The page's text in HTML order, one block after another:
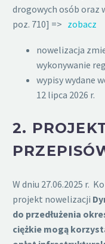
drogowych osób oraz
poz. 710] => zobacz
nowelizacja
wykonywanie
wypisy wydane
12 lipca 2026 r.
2.
W dniu 27.06.2025 r.
projekt nowelizacji
do przedłużenia
ciężkie mogą